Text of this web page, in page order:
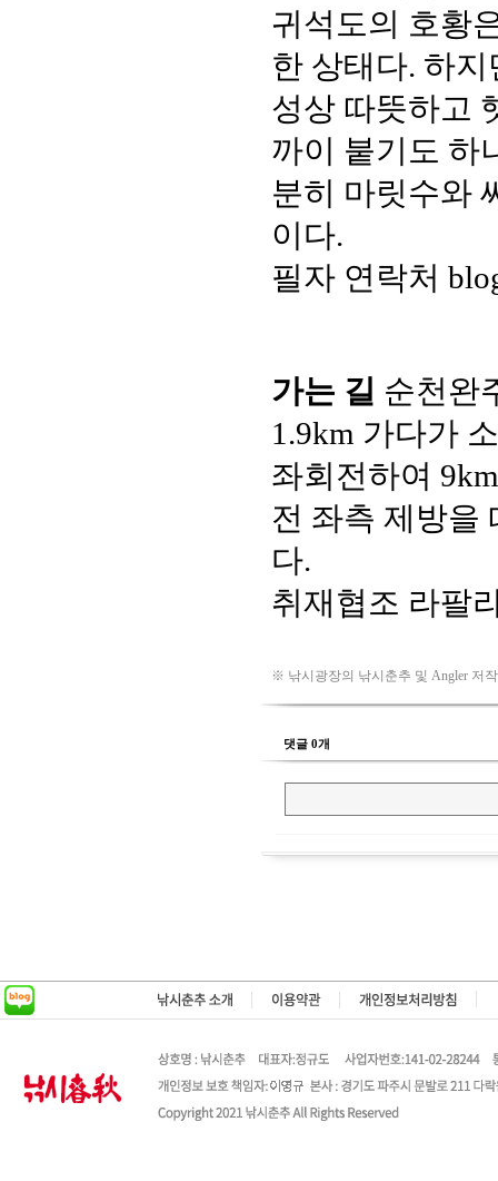
※ 낚시광장의 낚시춘추 및 Angler 저
댓글 0개